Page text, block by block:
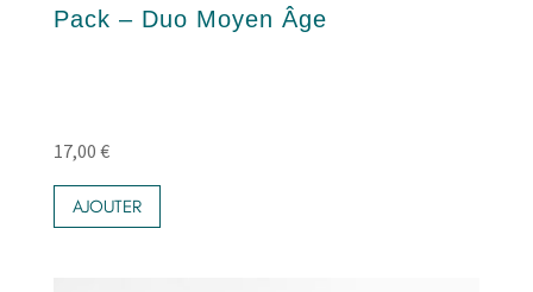
Pack – Duo Moyen Âge
17,00 €
AJOUTER